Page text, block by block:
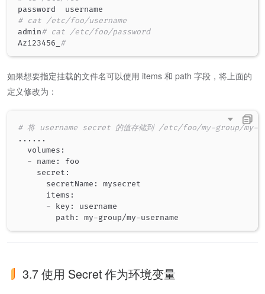
# cat /etc/foo/username
admin# cat /etc/foo/password
Az123456_ #
如果想要指定挂载的文件名可以使用 items 和 path 字段，将上面的
定义修改为：
# 将 username secret 的值存储到 /etc/foo/my-group/my-
.. .. ..
  volumes:
  - name: foo
    secret:
      secretName: mysecret
      items:
      - key: username
3.7 使用 Secret 作为环境变量